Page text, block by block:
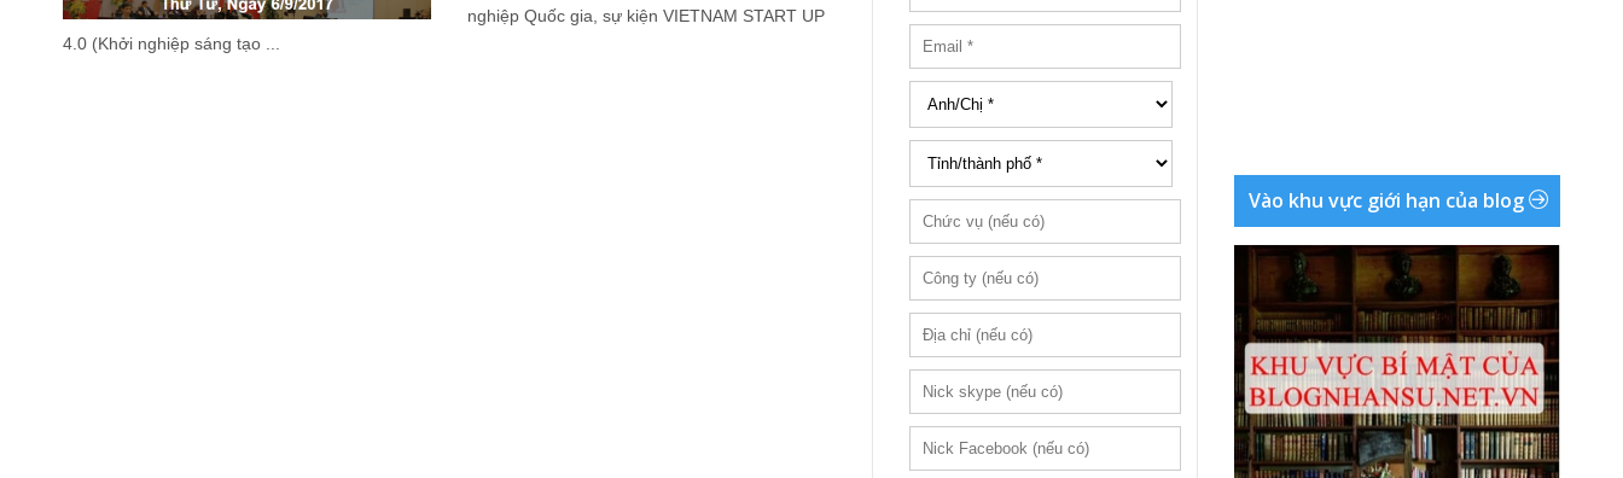
nghiệp Quốc gia, sự kiện VIETNAM START UP
4.0 (Khởi nghiệp sáng tạo ...
Vào khu vực giới hạn của blog